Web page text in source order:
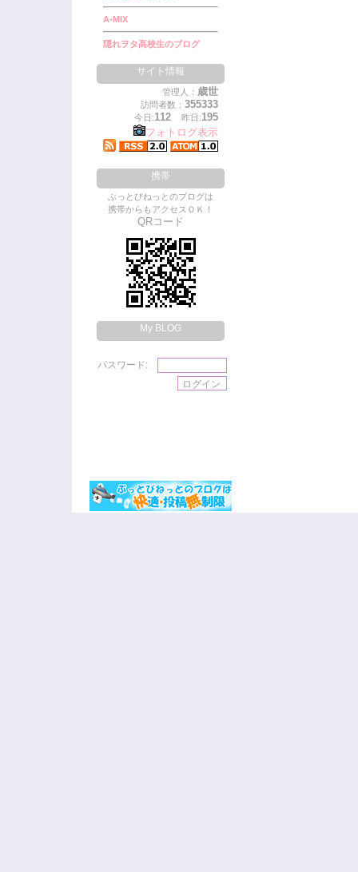
A-MIX
隠れヲタ高校生のブログ
サイト情報
管理人： 歳世
訪問者数： 355333
今日:112 昨日:195
フォトログ表示
携帯
ぶっとびねっとのブログは
携帯からもアクセスＯＫ！
QRコード
My BLOG
パスワード: